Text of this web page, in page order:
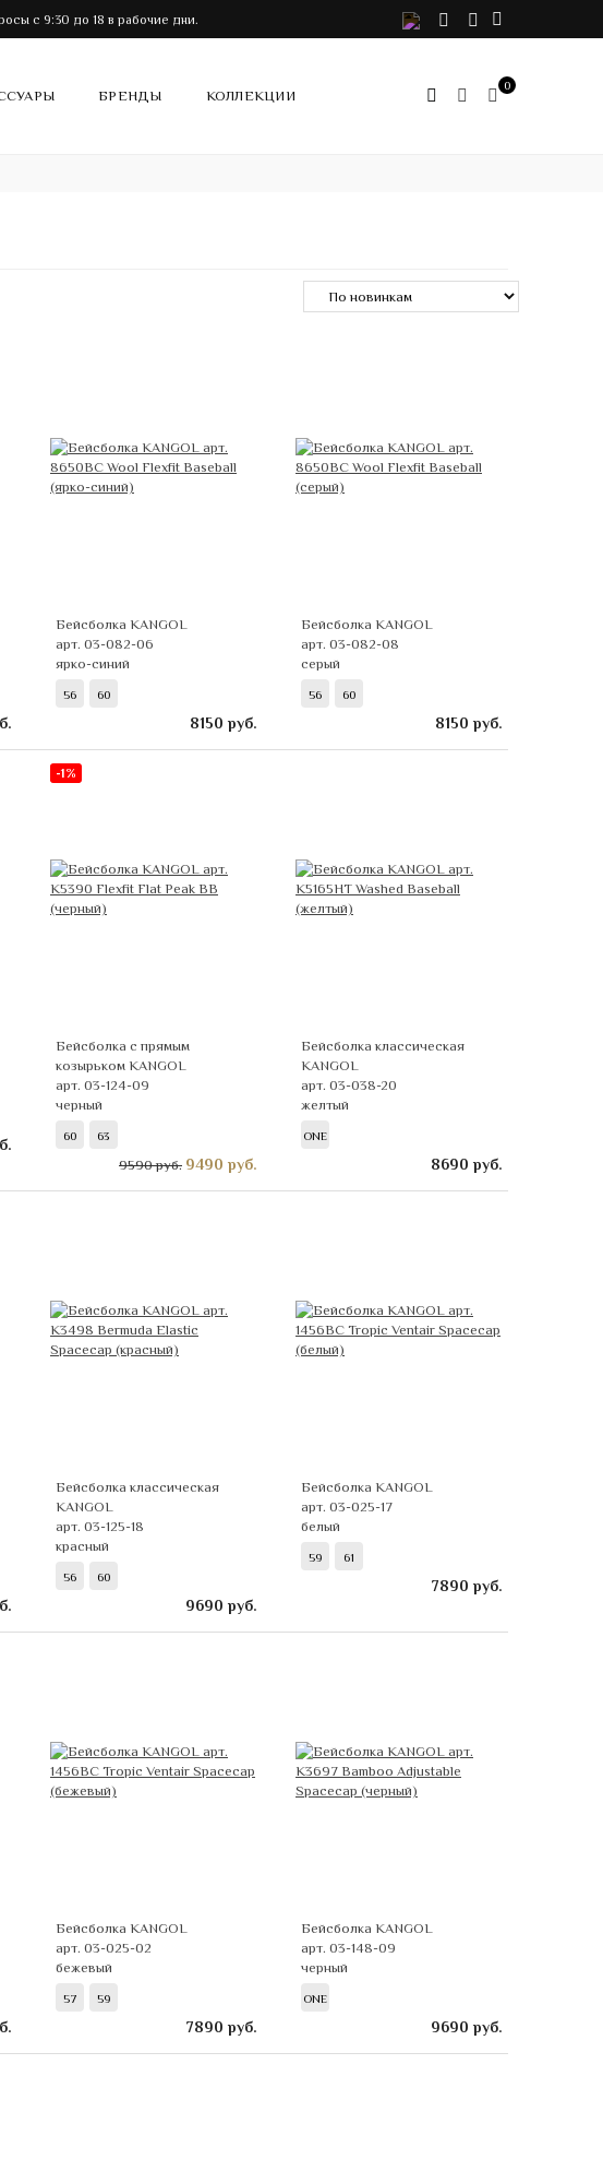
с 9:30 до 18 в рабочие дни. VK Telegram
БРЕНДЫ КОЛЛЕКЦИИ
0
Бейсболка KANGOL
арт. 03-082-06
ярко-синий
56 60
8150 руб.
Бейсболка KANGOL
арт. 03-082-08
серый
56 60
8150 руб.
-1%
Бейсболка с прямым
козырьком KANGOL
арт. 03-124-09
черный
60 63
9590 руб. 9490 руб.
Бейсболка классическая
KANGOL
арт. 03-038-20
желтый
ONE
8690 руб.
Бейсболка классическая
KANGOL
арт. 03-125-18
красный
56 60
9690 руб.
Бейсболка KANGOL
арт. 03-025-17
белый
59 61
7890 руб.
Бейсболка KANGOL
арт. 03-025-02
бежевый
57 59
7890 руб.
Бейсболка KANGOL
арт. 03-148-09
черный
ONE
9690 руб.